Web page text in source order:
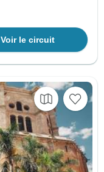
Voir le circuit